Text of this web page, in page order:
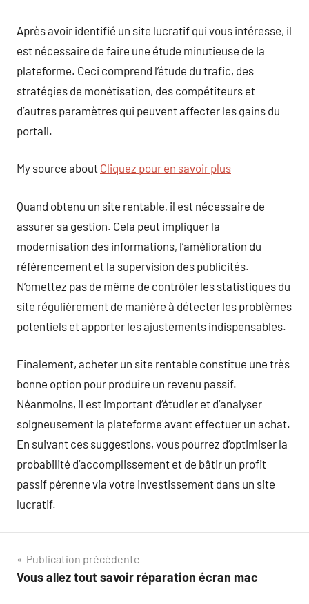
Après avoir identifié un site lucratif qui vous intéresse, il
est nécessaire de faire une étude minutieuse de la
plateforme. Ceci comprend l’étude du trafic, des
stratégies de monétisation, des compétiteurs et
d’autres paramètres qui peuvent affecter les gains du
portail.
My source about Cliquez pour en savoir plus
Quand obtenu un site rentable, il est nécessaire de
assurer sa gestion. Cela peut impliquer la
modernisation des informations, l’amélioration du
référencement et la supervision des publicités.
N’omettez pas de même de contrôler les statistiques du
site régulièrement de manière à détecter les problèmes
potentiels et apporter les ajustements indispensables.
Finalement, acheter un site rentable constitue une très
bonne option pour produire un revenu passif.
Néanmoins, il est important d’étudier et d’analyser
soigneusement la plateforme avant effectuer un achat.
En suivant ces suggestions, vous pourrez d’optimiser la
probabilité d’accomplissement et de bâtir un profit
passif pérenne via votre investissement dans un site
lucratif.
Navigation
de
Publication précédente
Vous allez tout savoir réparation écran mac